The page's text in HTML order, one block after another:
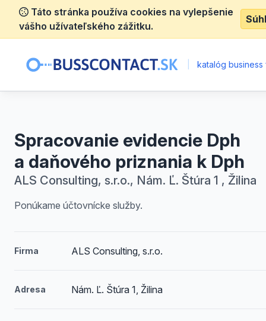
Táto stránka používa cookies na vylepšenie
vášho užívateľského zážitku.
katalóg business
Spracovanie evidencie Dph
a daňového priznania k Dph
ALS Consulting, s.r.o., Nám. Ľ. Štúra 1 , Žilina
Ponúkame účtovnícke služby.
Firma ALS Consulting, s.r.o.
Adresa Nám. Ľ. Štúra 1, Žilina